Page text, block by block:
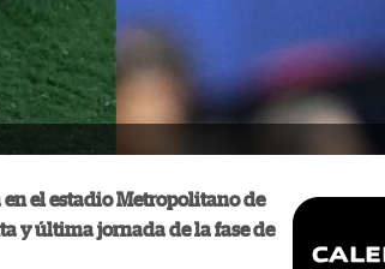
el estadio Metropolitano de
y última jornada de la fase de